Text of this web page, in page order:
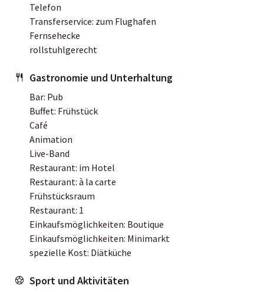
Telefon
Transferservice: zum Flughafen
Fernsehecke
rollstuhlgerecht
Gastronomie und Unterhaltung
Bar: Pub
Buffet: Frühstück
Café
Animation
Live-Band
Restaurant: im Hotel
Restaurant: à la carte
Frühstücksraum
Restaurant: 1
Einkaufsmöglichkeiten: Boutique
Einkaufsmöglichkeiten: Minimarkt
spezielle Kost: Diätküche
Sport und Aktivitäten